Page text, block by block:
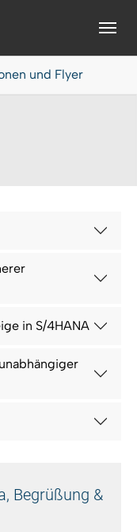
und Flyer
in S/4HANA
Begrüßung &